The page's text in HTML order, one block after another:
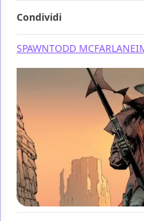
Condividi
SPAWNTODD MCFARLANE